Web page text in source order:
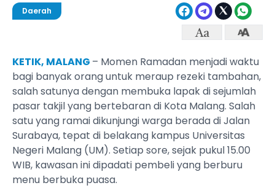
Daerah
KETIK, MALANG – Momen Ramadan menjadi waktu
bagi banyak orang untuk meraup rezeki tambahan,
salah satunya dengan membuka lapak di sejumlah
pasar takjil yang bertebaran di Kota Malang. Salah
satu yang ramai dikunjungi warga berada di Jalan
Surabaya, tepat di belakang kampus Universitas
Negeri Malang (UM). Setiap sore, sejak pukul 15.00
WIB, kawasan ini dipadati pembeli yang berburu
menu berbuka puasa.